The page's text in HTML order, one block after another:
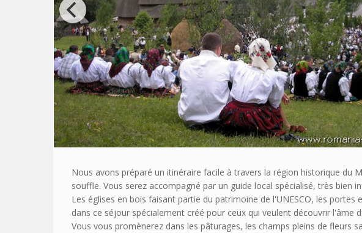
Nous avons préparé un itinéraire facile à travers la région historique du
souffle. Vous serez accompagné par un guide local spécialisé, très bien
Les églises en bois faisant partie du patrimoine de l'UNESCO, les
dans ce séjour spécialement créé pour ceux qui veulent découvrir l'âme
Vous vous promènerez dans les pâturages, les champs pleins de fleurs